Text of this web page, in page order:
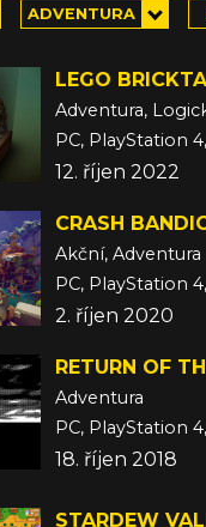
ADVENTURA
LEGO
Adventura,
PC, PlayStation
12. říjen 2022
CRASH
Akční, Adventura
PC, PlayStation
2. říjen 2020
RETURN OF
Adventura
PC, PlayStation
18. říjen 2018
STARDEW